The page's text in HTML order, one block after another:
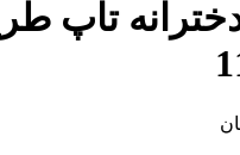
تاپ